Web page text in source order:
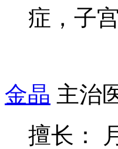
症，子
金晶 主治
擅长：